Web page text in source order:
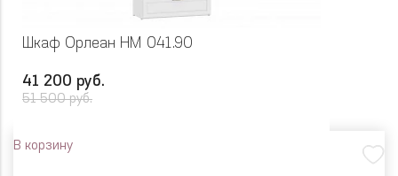
Шкаф Орлеан НМ 041.90
41 200 руб.
51 500 руб.
В корзину